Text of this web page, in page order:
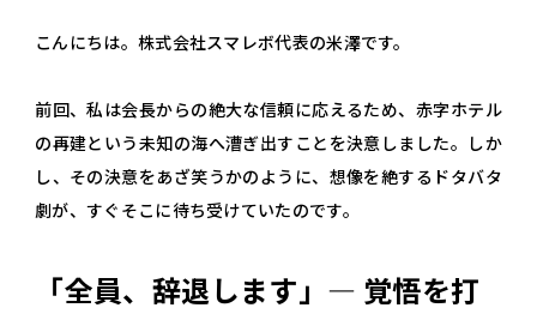
こんにちは。株式会社スマレボ代表の米澤です。
前回、私は会長からの絶大な信頼に応えるため、赤字ホテル
の再建という未知の海へ漕ぎ出すことを決意しました。しか
し、その決意をあざ笑うかのように、想像を絶するドタバタ
劇が、すぐそこに待ち受けていたのです。
「全員、辞退します」— 覚悟を打